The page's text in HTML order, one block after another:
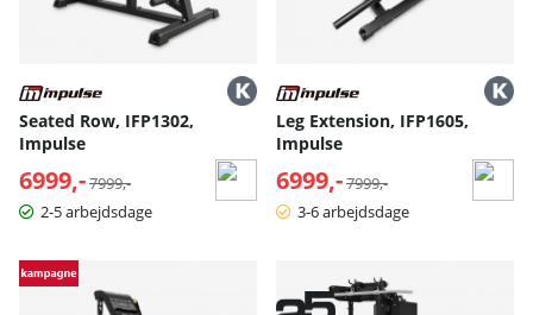
Seated Row, IFP1302,
Impulse
6999,-Normalpris:
7999,-
2-5 arbejdsdage
Leg Extension, IFP1605,
Impulse
6999,-Normalpris:
7999,-
3-6 arbejdsdage